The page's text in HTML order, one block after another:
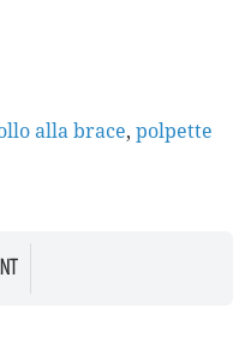
alla brace, polpette